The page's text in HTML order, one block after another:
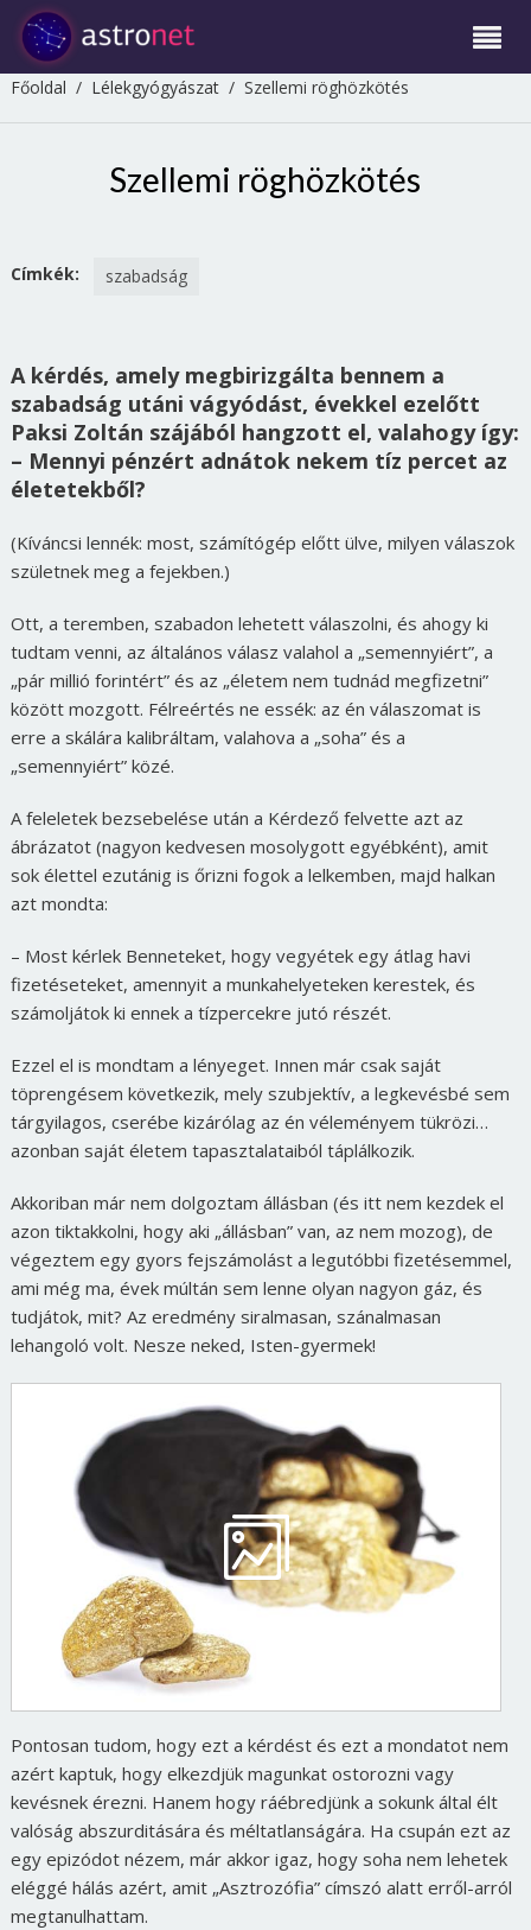
Főoldal / Lélekgyógyászat/ Szellemi röghözkötés
Szellemi röghözkötés
Címkék: szabadság
A kérdés, amely megbirizgálta bennem a
szabadság utáni vágyódást, évekkel ezelőtt
Paksi Zoltán szájából hangzott el, valahogy így:
– Mennyi pénzért adnátok nekem tíz percet az
életetekből?
(Kíváncsi lennék: most, számítógép előtt ülve, milyen válaszok
születnek meg a fejekben.)
Ott, a teremben, szabadon lehetett válaszolni, és ahogy ki
tudtam venni, az általános válasz valahol a „semennyiért”, a
„pár millió forintért” és az „életem nem tudnád megfizetni”
között mozgott. Félreértés ne essék: az én válaszomat is
erre a skálára kalibráltam, valahova a „soha” és a
„semennyiért” közé.
A feleletek bezsebelése után a Kérdező felvette azt az
ábrázatot (nagyon kedvesen mosolygott egyébként), amit
sok élettel ezutánig is őrizni fogok a lelkemben, majd halkan
azt mondta:
– Most kérlek Benneteket, hogy vegyétek egy átlag havi
fizetéseteket, amennyit a munkahelyeteken kerestek, és
számoljátok ki ennek a tízpercekre jutó részét.
Ezzel el is mondtam a lényeget. Innen már csak saját
töprengésem következik, mely szubjektív, a legkevésbé sem
tárgyilagos, cserébe kizárólag az én véleményem tükrözi…
azonban saját életem tapasztalataiból táplálkozik.
Akkoriban már nem dolgoztam állásban (és itt nem kezdek el
azon tiktakkolni, hogy aki „állásban” van, az nem mozog), de
végeztem egy gyors fejszámolást a legutóbbi fizetésemmel,
ami még ma, évek múltán sem lenne olyan nagyon gáz, és
tudjátok, mit? Az eredmény siralmasan, szánalmasan
lehangoló volt. Nesze neked, Isten-gyermek!
Pontosan tudom, hogy ezt a kérdést és ezt a mondatot nem
azért kaptuk, hogy elkezdjük magunkat ostorozni vagy
kevésnek érezni. Hanem hogy ráébredjünk a sokunk által élt
valóság abszurditására és méltatlanságára. Ha csupán ezt az
egy epizódot nézem, már akkor igaz, hogy soha nem lehetek
eléggé hálás azért, amit „Asztrozófia” címszó alatt erről-arról
megtanulhattam.